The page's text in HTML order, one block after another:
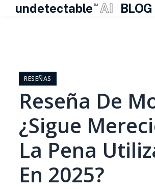
undetectable TM AI BLOG
contenido
RESEÑAS
Reseña De
¿sigue
La Pena
En 2025?